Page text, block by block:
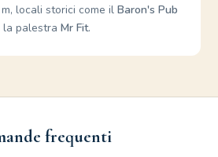
locali storici come il Baron's Pub
la palestra Mr Fit.
frequenti